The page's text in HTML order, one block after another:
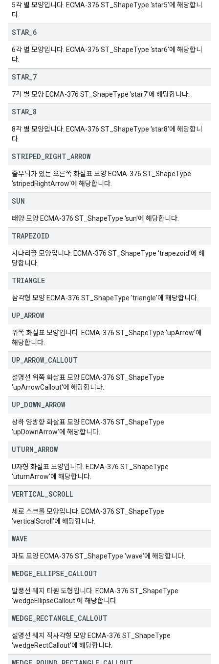
5각 별 모양입니다. ECMA-376 ST_ShapeType 'star5'에 해당합니
다.
STAR 6
6각 별 모양입니다. ECMA-376 ST_ShapeType 'star6'에 해당합니
다.
STAR 7
7각 별 모양 ECMA-376 ST_ShapeType 'star7'에 해당합니다.
STAR 8
8각 별 모양입니다. ECMA-376 ST_ShapeType 'star8'에 해당합니
다.
STRIPED RIGHT ARROW
줄무늬가 있는 오른쪽 화살표 모양 ECMA-376 ST_ShapeType
'stripedRightArrow'에 해당합니다.
SUN
태양 모양 ECMA-376 ST_ShapeType 'sun'에 해당합니다.
TRAPEZOID
사다리꼴 모양입니다. ECMA-376 ST_ShapeType 'trapezoid'에 해
당합니다.
TRIANGLE
삼각형 모양 ECMA-376 ST_ShapeType 'triangle'에 해당합니다.
UP ARROW
위쪽 화살표 모양입니다. ECMA-376 ST_ShapeType 'upArrow'에
해당합니다.
UP ARROW_ CALLOUT
설명선 위쪽 화살표 모양 ECMA-376 ST_ShapeType
'upArrowCallout'에 해당합니다.
UP DOWN ARROW
상하 양방향 화살표 모양 ECMA-376 ST_ShapeType
'upDownArrow'에 해당합니다.
UTURN ARROW
U자형 화살표 모양입니다. ECMA-376 ST_ShapeType
'uturnArrow'에 해당합니다.
VERTICAL SCROLL
세로 스크롤 모양입니다. ECMA-376 ST_ShapeType
'verticalScroll'에 해당합니다.
WAVE
파도 모양 ECMA-376 ST_ShapeType 'wave'에 해당합니다.
WEDGE ELLIPSE CALLOUT
말풍선 웨지 타원 도형입니다. ECMA-376 ST_ShapeType
'wedgeEllipseCallout'에 해당합니다.
WEDGE RECTANGLE CALLOUT
설명선 웨지 직사각형 모양 ECMA-376 ST_ShapeType
'wedgeRectCallout'에 해당합니다.